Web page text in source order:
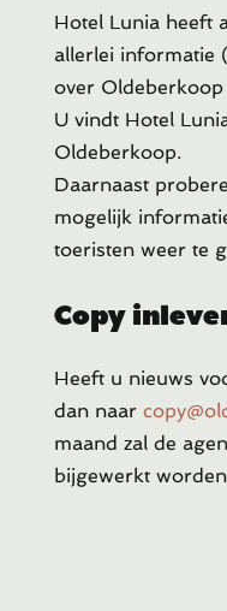
Hotel Lunia heeft
allerlei informatie
over
U vindt Hotel
Oldeberkoop.
Daarnaast
mogelijk
toeristen weer te
Copy
Heeft u nieuws
dan naar
maand zal de
bijgewerkt